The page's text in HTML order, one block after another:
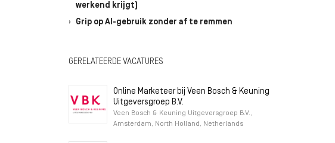
werkend krijgt)
Grip op AI-gebruik zonder af te remmen
GERELATEERDE VACATURES
Online Marketeer bij Veen Bosch & Keuning
Uitgeversgroep B.V.
Veen Bosch & Keuning Uitgeversgroep B.V.,
Amsterdam, North Holland, Netherlands